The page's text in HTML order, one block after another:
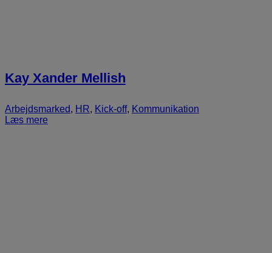
Kay Xander Mellish
Arbejdsmarked, HR, Kick-off, Kommunikation
Læs mere